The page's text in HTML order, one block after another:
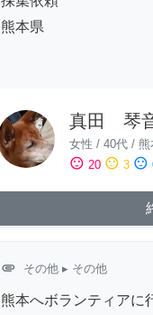
熊本県
真田 琴
女性 / 40代/ 熊
sentiment_satisfied 20 sentiment_neutral 3 sentiment_dissatisfied
attachment その他▸ その他
熊本へボランティアに